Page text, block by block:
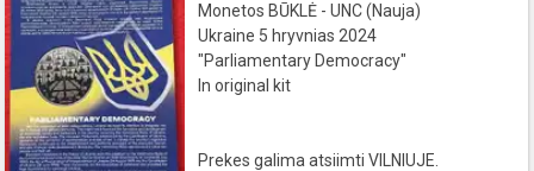
Monetos BŪKLĖ - UNC (Nauja)
Ukraine 5 hryvnias 2024
"Parliamentary Democracy"
In original kit
Prekes galima atsiimti VILNIUJE.